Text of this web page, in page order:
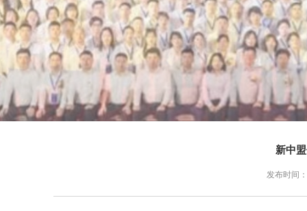
新中
发布时间